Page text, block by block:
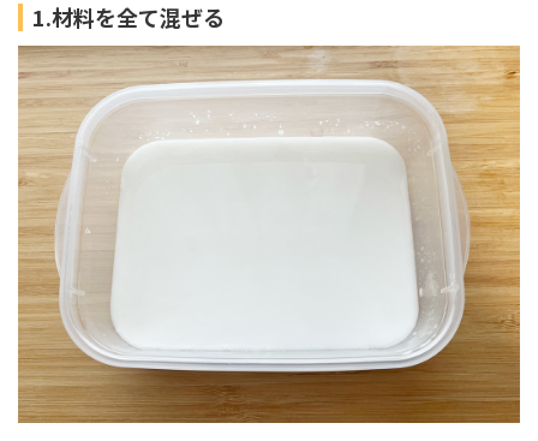
1.材料を全て混ぜる